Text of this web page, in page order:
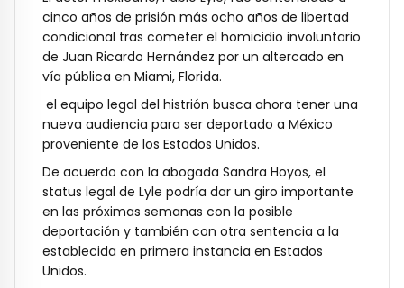
cinco años de prisión más ocho años de libertad
condicional tras cometer el homicidio involuntario
de Juan Ricardo Hernández por un altercado en
vía pública en Miami, Florida.
el equipo legal del histrión busca ahora tener una
nueva audiencia para ser deportado a México
proveniente de los Estados Unidos.
De acuerdo con la abogada Sandra Hoyos, el
status legal de Lyle podría dar un giro importante
en las próximas semanas con la posible
deportación y también con otra sentencia a la
establecida en primera instancia en Estados
Unidos.